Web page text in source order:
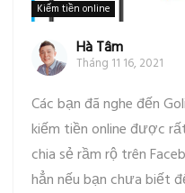
Kiếm tiền online
Hà Tâm
Tháng 11 16, 2021
Các bạn đã nghe đến
kiếm tiền online được
chia sẻ rầm rộ trên
hẳn nếu bạn chưa biết